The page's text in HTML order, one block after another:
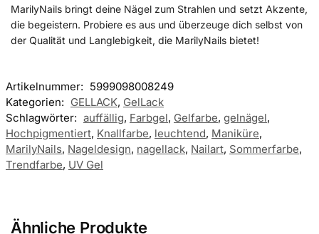
MarilyNails bringt deine Nägel zum Strahlen und setzt Akzente,
die begeistern. Probiere es aus und überzeuge dich selbst von
der Qualität und Langlebigkeit, die MarilyNails bietet!
Artikelnummer: 5999098008249
Kategorien: GELLACK, GelLack
Schlagwörter: auffällig, Farbgel, Gelfarbe, gelnägel,
Hochpigmentiert, Knallfarbe, leuchtend, Maniküre,
MarilyNails, Nageldesign, nagellack, Nailart, Sommerfarbe,
Trendfarbe, UV Gel
Ähnliche Produkte